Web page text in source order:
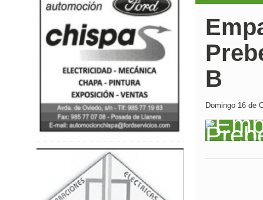
B
Domingo 16 de